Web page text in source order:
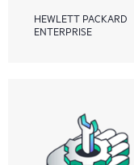
HEWLETT PACKARD
ENTERPRISE